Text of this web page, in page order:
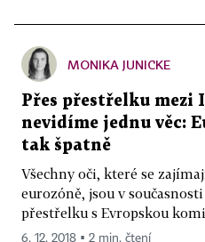
MONIKA JUNICKE
Přes přestřelku mezi
nevidíme jednu věc:
tak špatně
Všechny oči, které se
eurozóně, jsou v
přestřelku s Evropskou
6. 12. 2018 ▪ 2 min. čtení